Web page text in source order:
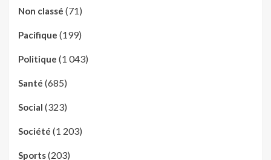
Non classé (71)
Pacifique (199)
Politique (1 043)
Santé (685)
Social (323)
Société (1 203)
Sports(203)